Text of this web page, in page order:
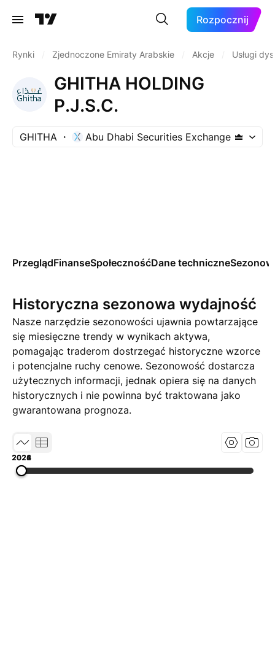
Rozpocznij
Rynki Zjednoczone Emiraty Arabskie Akcje Usługi
GHITHA HOLDING
P.J.S.C.
GHITHA Abu Dhabi Securities Exchange
PrzeglądFinanseSpołecznośćDane techniczne
Historyczna sezonowa wydajność
Nasze narzędzie sezonowości ujawnia powtarzające
się miesięczne trendy w wynikach aktywa,
pomagając traderom dostrzegać historyczne wzorce
i potencjalne ruchy cenowe. Sezonowość dostarcza
użytecznych informacji, jednak opiera się na danych
historycznych i nie powinna być traktowana jako
gwarantowana prognoza.
2022
2024
2026